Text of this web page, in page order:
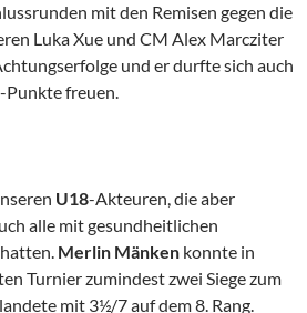
mit den Remisen gegen die
Luka Xue und CM Alex Marcziter
und er durfte sich auch
Punkte freuen.
U18-Akteuren, die aber
alle mit gesundheitlichen
Merlin Mänken konnte in
Turnier zumindest zwei Siege zum
mit 3½/7 auf dem 8. Rang.